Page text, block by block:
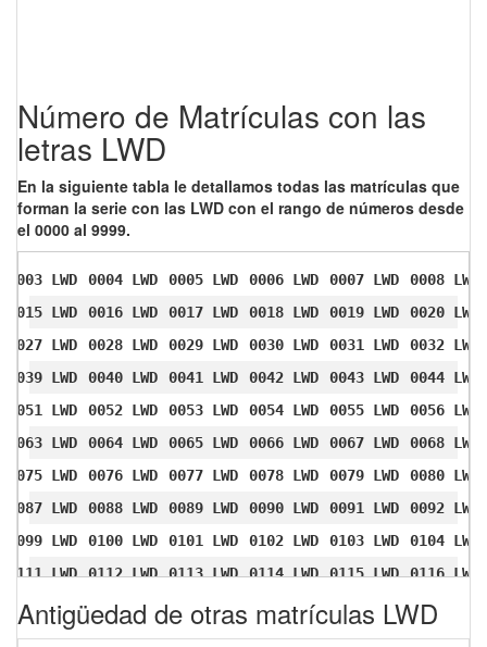
Número de Matrículas con las
letras LWD
En la siguiente tabla le detallamos todas las matrículas que
forman la serie con las LWD con el rango de números desde
el 0000 al 9999.
0003 LWD 0004 LWD 0005 LWD 0006 LWD 0007 LWD
0008 LWD
0015 LWD
0016 LWD 0017 LWD 0018 LWD 0019 LWD
0020 LWD
0027 LWD
0028 LWD 0029 LWD 0030 LWD 0031 LWD
0032 LWD
0039 LWD
0040 LWD 0041 LWD 0042 LWD 0043 LWD
0044 LWD
0051 LWD
0052 LWD 0053 LWD 0054 LWD 0055 LWD
0056 LWD
0063 LWD
0064 LWD 0065 LWD 0066 LWD 0067 LWD
0068 LWD
0075 LWD
0076 LWD 0077 LWD 0078 LWD 0079 LWD
0080 LWD
0087 LWD
0088 LWD 0089 LWD 0090 LWD 0091 LWD
0092 LWD
0099 LWD
0100 LWD 0101 LWD 0102 LWD 0103 LWD
0104 LWD
0111 LWD
0112 LWD 0113 LWD 0114 LWD 0115 LWD
0116 LWD
0123 LWD
0124 LWD 0125 LWD 0126 LWD 0127 LWD
0128 LWD
0135 LWD
0136 LWD 0137 LWD 0138 LWD 0139 LWD
0140 LWD
Antigüedad de otras matrículas LWD